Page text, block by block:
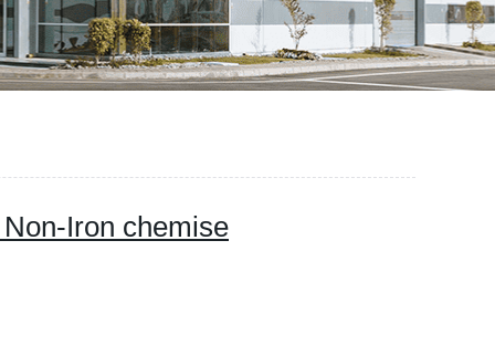
Iron chemise